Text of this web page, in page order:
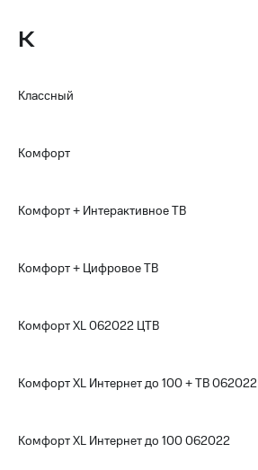
К
Классный
Комфорт
Комфорт + Интерактивное ТВ
Комфорт + Цифровое ТВ
Комфорт XL 062022 ЦТВ
Комфорт XL Интернет до 100 + ТВ 062022
Комфорт XL Интернет до 100 062022